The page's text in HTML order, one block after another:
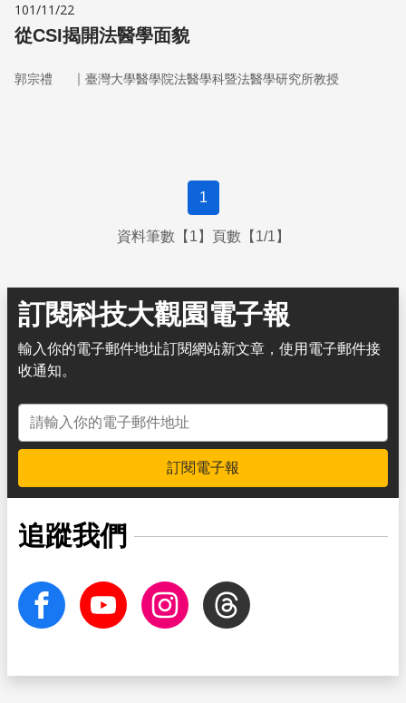
101/11/22
從CSI揭開法醫學面貌
郭宗禮 ｜ 臺灣大學醫學院法醫學科暨法醫學研究所教授
1
資料筆數【1】頁數【1/1】
訂閱科技大觀園電子報
輸入你的電子郵件地址訂閱網站新文章，使用電子郵件接
收通知。
電子郵件地址
訂閱電子報
追蹤我們
facebook Youtube InstagramThreads